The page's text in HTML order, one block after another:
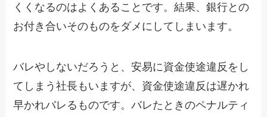
くくなるのはよくあることです。結果、銀行との
お付き合いそのものをダメにしてしまいます。
バレやしないだろうと、安易に資金使途違反をし
てしまう社長もいますが、資金使途違反は遅かれ
早かれバレるものです。バレたときのペナルティ